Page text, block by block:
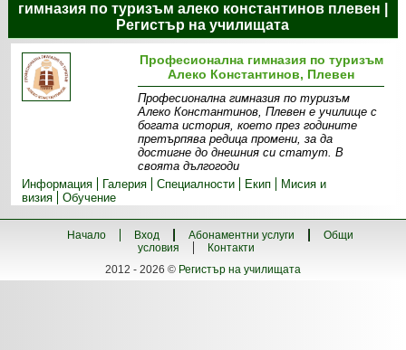
гимназия по туризъм алеко константинов плевен |
Регистър на училищата
Професионална гимназия по туризъм
Алеко Константинов, Плевен
Професионална гимназия по туризъм
Алеко Константинов, Плевен е училище с
богата история, което през годините
претърпява редица промени, за да
достигне до днешния си статут. В
своята дългогоди
Информация
Галерия Специалности Екип
Мисия и
визия
Обучение
Начало Вход Абонаментни услуги
Общи
условия
Контакти
2012 - 2026 © Регистър на училищата